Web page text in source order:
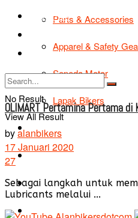
Parts & Accessories
Apparel & Safety
Sepeda Motor
Lapak Bikers
Agenda
Road Safety
TIPS & TRIK
Bikers Cars
TIPS & TRIK
Tentang Kami
No Result
View All Result
OLIMART Pertamina Pertama
byalanbikers
17 Januari 2020
27
Sebagai langkah untuk
Lubricants melalui ...